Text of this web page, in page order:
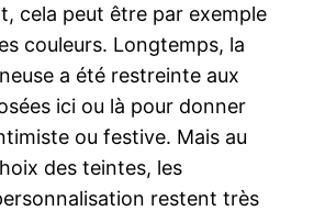
cela peut être par exemple
couleurs. Longtemps, la
a été restreinte aux
ici ou là pour donner
ou festive. Mais au
des teintes, les
restent très